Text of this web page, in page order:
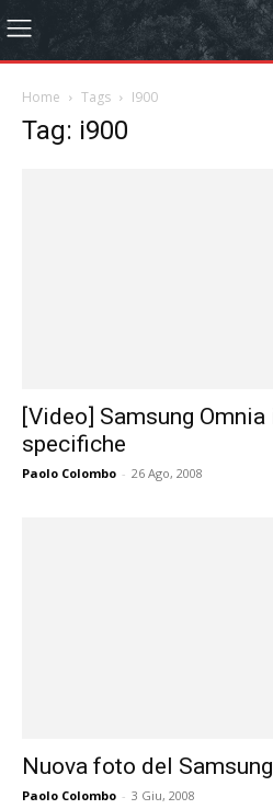
Home Tags I900
Tag: i900
[Video] Samsung
specifiche
Paolo Colombo - 26 Ago, 2008
Nuova foto del
Paolo Colombo - 3 Giu, 2008